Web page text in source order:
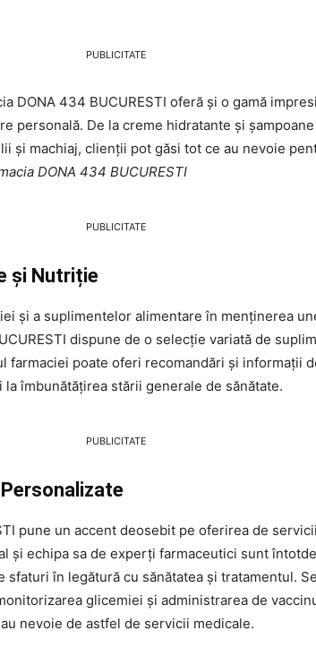
PUBLICITATE
DONA 434 BUCURESTI oferă și o gamă
personală. De la creme hidratante și
și machiaj, clienții pot găsi tot ce au nevoie
DONA 434 BUCURESTI
PUBLICITATE
și Nutriție
și a suplimentelor alimentare în menținerea
dispune de o selecție variată de
farmaciei poate oferi recomandări și informații
îmbunătățirea stării generale de sănătate.
PUBLICITATE
pune un accent deosebit pe oferirea de
și echipa sa de experți farmaceutici sunt
sfaturi în legătură cu sănătatea și tratamentul.
glicemiei și administrarea de
nevoie de astfel de servicii medicale.